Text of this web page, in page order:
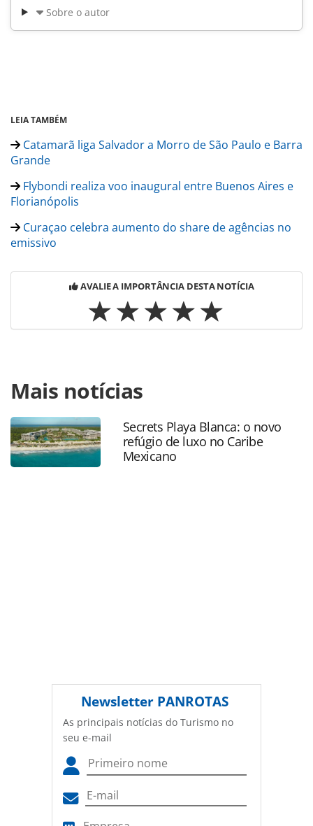
Sobre o autor
LEIA TAMBÉM
Catamarã liga Salvador a Morro de São Paulo e Barra
Grande
Flybondi realiza voo inaugural entre Buenos Aires e
Florianópolis
Curaçao celebra aumento do share de agências no
emissivo
AVALIE A IMPORTÂNCIA DESTA NOTÍCIA
https://www.panrotas.com.br/mercado/destinos/2019/12/
2019-as-mais-lidas-sobre-destinos_170120.html ou as
ferramentas oferecidas na página. Todo o conteúdo
produzido pela PANROTAS Editora é protegido pela
legislação brasileira sobre direito autoral. Não reproduza o
conteúdo sem autorização da PANROTAS Editora
Mais notícias
Secrets Playa Blanca: o novo
refúgio de luxo no Caribe
Mexicano
Newsletter PANROTAS
As principais notícias do Turismo no
seu e-mail